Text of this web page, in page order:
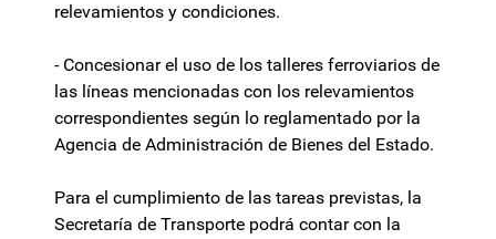
relevamientos y condiciones.
- Concesionar el uso de los talleres ferroviarios de
las líneas mencionadas con los relevamientos
correspondientes según lo reglamentado por la
Agencia de Administración de Bienes del Estado.
Para el cumplimiento de las tareas previstas, la
Secretaría de Transporte podrá contar con la